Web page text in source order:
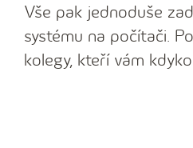
Vše pak jednoduše
systému na počítači.
kolegy, kteří vám